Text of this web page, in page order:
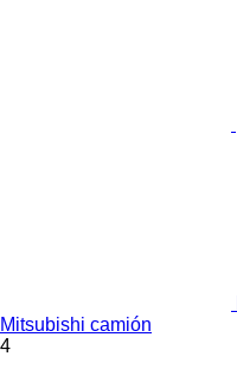
Mitsubishi camión
4